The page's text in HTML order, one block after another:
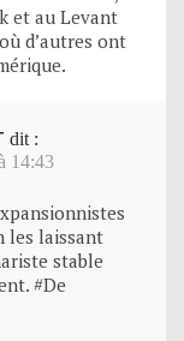
et au Levant
d’autres ont
dit :
14:43
les laissant
stable
#De